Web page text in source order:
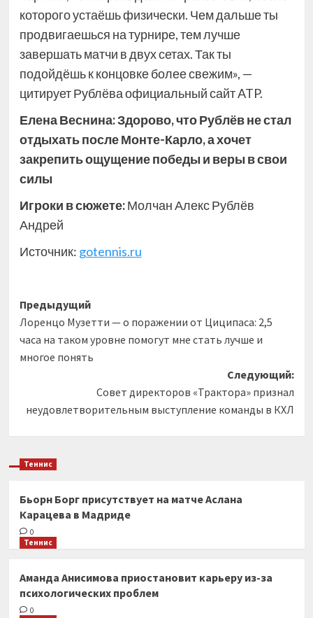
которого устаёшь физически. Чем дальше ты
продвигаешься на турнире, тем лучше
завершать матчи в двух сетах. Так ты
подойдёшь к концовке более свежим», —
цитирует Рублёва официальный сайт ATP.
Елена Веснина: Здорово, что Рублёв не стал
отдыхать после Монте-Карло, а хочет
закрепить ощущение победы и веры в свои
силы
Игроки в сюжете:Молчан Алекс Рублёв
Андрей
Источник: gotennis.ru
Навигация
записи
Предыдущий
Лоренцо Музетти — о поражении от Циципаса: 2,5
часа на таком уровне помогут мне стать лучше и
многое понять
Следующий:
Совет директоров «Трактора» признал
неудовлетворительным выступление команды в КХЛ
Теннис
Бьорн Борг присутствует на матче Аслана
Карацева в Мадриде
0
Теннис
Аманда Анисимова приостановит карьеру из-за
психологических проблем
0